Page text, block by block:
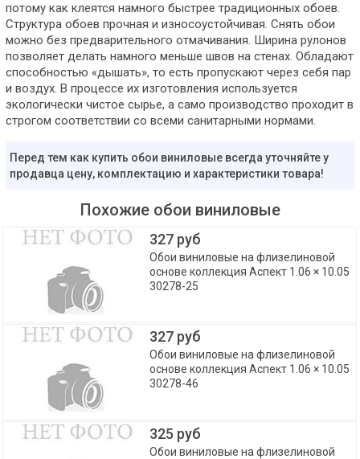
потому как клеятся намного быстрее традиционных обоев.
Структура обоев прочная и износоустойчивая. Снять обои
можно без предварительного отмачивания. Ширина рулонов
позволяет делать намного меньше швов на стенах. Обладают
способностью «дышать», то есть пропускают через себя пар
и воздух. В процессе их изготовления используется
экологически чистое сырье, а само производство проходит в
строгом соответствии со всеми санитарными нормами.
Перед тем как купить обои виниловые всегда уточняйте у
продавца цену, комплектацию и характеристики товара!
Похожие обои виниловые
327 руб
Обои виниловые на флизелиновой
основе коллекция Аспект 1.06 × 10.05
30278-25
327 руб
Обои виниловые на флизелиновой
основе коллекция Аспект 1.06 × 10.05
30278-46
325 руб
Обои виниловые на флизелиновой